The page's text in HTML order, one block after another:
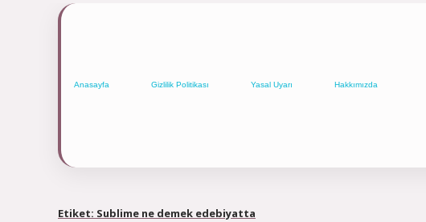
Anasayfa Gizlilik Politikası Yasal Uyarı Hakkımızda
Etiket: Sublime ne demek edebiyatta